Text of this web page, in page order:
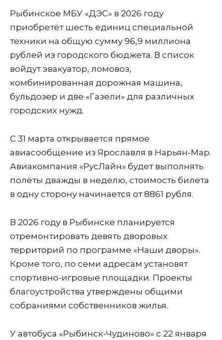
Рыбинское МБУ «ДЭС» в 2026 году
приобретёт шесть единиц специальной
техники на общую сумму 96,9 миллиона
рублей из городского бюджета. В список
войдут эвакуатор, ломовоз,
комбинированная дорожная машина,
бульдозер и две «Газели» для различных
городских нужд.
С 31 марта открывается прямое
авиасообщение из Ярославля в Нарьян-Мар.
Авиакомпания «РусЛайн» будет выполнять
полёты дважды в неделю, стоимость билета
в одну сторону начинается от 8861 рубля.
В 2026 году в Рыбинске планируется
отремонтировать девять дворовых
территорий по программе «Наши дворы».
Кроме того, по семи адресам установят
спортивно-игровые площадки. Проекты
благоустройства утверждены общими
собраниями собственников жилья.
У автобуса «Рыбинск-Чудиново» с 22 января